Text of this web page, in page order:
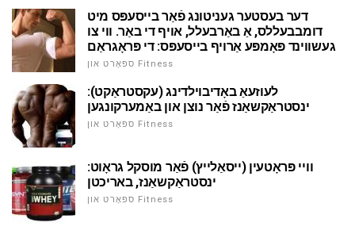
דער בעסטער געניטונג פֿאַר בייסעפּס מיט
דומבבעללס, אַ באַרבעלל, אויף די באַר. ווי צו
געשווינד פּאָמפּע אַרויף בייסעפּס: די פּראָגראַם
ספּאָרט און Fitness
לעוזעאַ באָדיבוילדינג (עקסטראַקט):
ינסטראַקשאַנז פֿאַר נוצן און באַמערקונגען
ספּאָרט און Fitness
וויי פּראָטעין (ייסאַלייץ) פֿאַר מוסקל גראָוט:
ינסטראַקשאַנז, באריכטן
ספּאָרט און Fitness